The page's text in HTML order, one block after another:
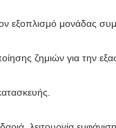
εξοπλισμό μονάδας
ζημιών για την